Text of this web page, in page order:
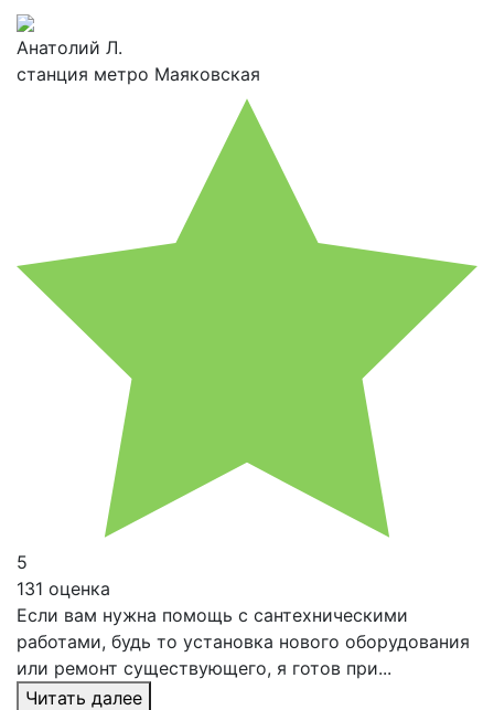
Анатолий Л.
станция метро Маяковская
5
131 оценка
Если вам нужна помощь с сантехническими
работами, будь то установка нового оборудования
или ремонт существующего, я готов при...
Читать далее